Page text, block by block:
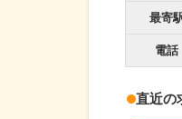
最寄
電話
直近の